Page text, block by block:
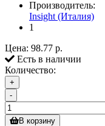
Производитель:
Insight (Италия)
1
Цена: 98.77 р.
Есть в наличии
Количество:
+
-
В корзину